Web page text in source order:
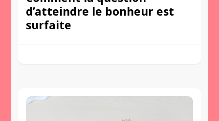
d’atteindre le bonheur est
surfaite